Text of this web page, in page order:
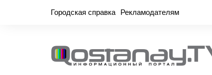
Городская справка Рекламодателям